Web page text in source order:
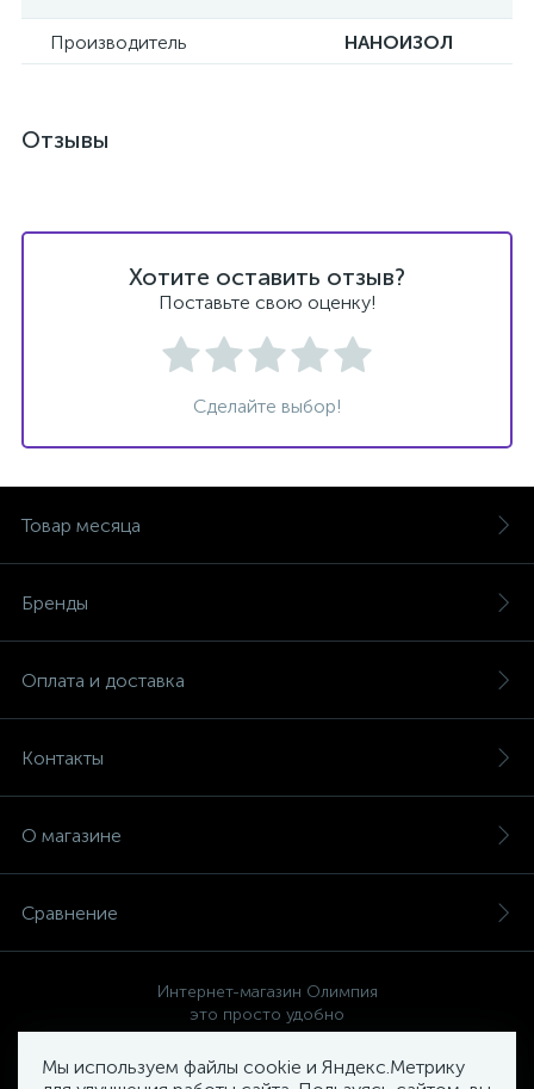
Производитель НАНОИЗОЛ
Отзывы
Хотите оставить отзыв?
Поставьте свою оценку!
Сделайте выбор!
Мы используем файлы cookie и Яндекс.Метрику
Товар месяца
Бренды
Оплата и доставка
Контакты
О магазине
Сравнение
Интернет-магазин Олимпия
это просто удобно